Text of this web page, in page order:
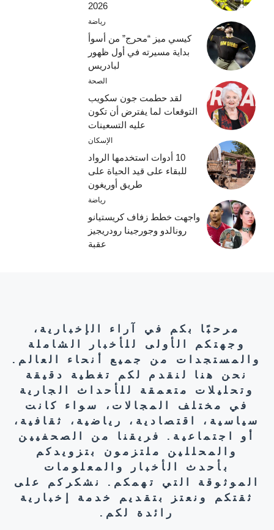
2026
رياضة
كيسي ميز “محرج” من أسوأ
بداية مسيرته في أول ظهور
لبادريس
الصحة
لقد حطمت جون سكويب
التوقعات لما يفترض أن تكون
عليه التسعينات
الإسكان
10 أدوات استخدمها الرواد
للبقاء على قيد الحياة على
طريق أوريغون
رياضة
واجهت خطط زفاف كريستيانو
رونالدو وجورجينا رودريجيز
عقبة
مرحبًا بكم في آراء الإخبارية،
وجهتكم الأولى للأخبار الشاملة
والمستجدات من جميع أنحاء العالم.
نحن هنا لنقدم لكم تغطية دقيقة
وتحليلات متعمقة للأحداث الجارية
في مختلف المجالات، سواء كانت
سياسية، اقتصادية، رياضية، ثقافية،
أو اجتماعية. فريقنا من الصحفيين
والمحللين ملتزمون بتزويدكم
بأحدث الأخبار والمعلومات
الموثوقة التي تهمكم. نشكركم على
ثقتكم ونعتز بتقديم خدمة إخبارية
رائدة لكم.